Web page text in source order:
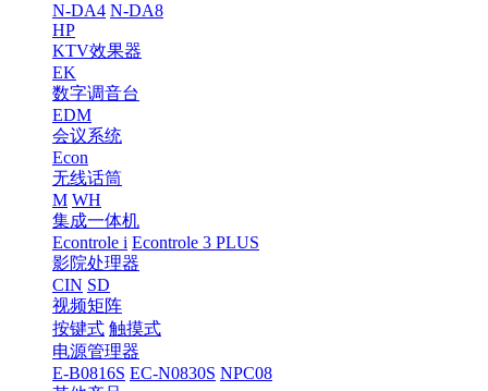
N-DA4 N-DA8
HP
KTV效果器
EK
数字调音台
EDM
会议系统
Econ
无线话筒
M WH
集成一体机
Econtrole i Econtrole 3 PLUS
影院处理器
CIN SD
视频矩阵
按键式 触摸式
电源管理器
E-B0816S EC-N0830S NPC08